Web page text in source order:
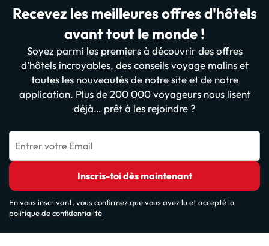
Recevez les meilleures offres d'hôtels
avant tout le monde !
Soyez parmi les premiers à découvrir des offres
d’hôtels incroyables, des conseils voyage malins et
toutes les nouveautés de notre site et de notre
application. Plus de 200 000 voyageurs nous lisent
déjà… prêt à les rejoindre ?
Entrer votre Email
Inscris-toi dès maintenant
En vous inscrivant, vous confirmez que vous avez lu et accepté la
politique de confidentialité